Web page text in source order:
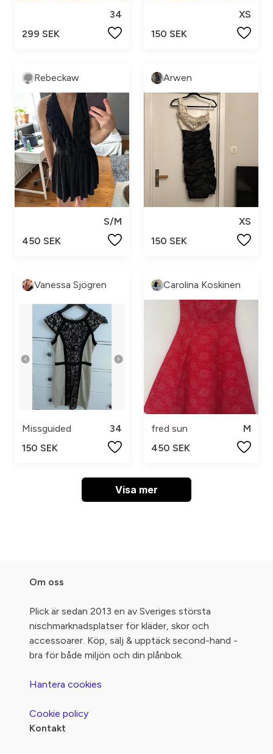
34
299 SEK
XS
150 SEK
Rebeckaw
S/M
450 SEK
Arwen
XS
150 SEK
Vanessa Sjögren
Missguided
34
150 SEK
Carolina Koskinen
fred sun
M
450 SEK
Visa mer
Om oss
Plick är sedan 2013 en av Sveriges största
nischmarknadsplatser för kläder, skor och
accessoarer. Köp, sälj & upptäck second-hand -
bra för både miljön och din plånbok.
Hantera cookies
Cookie policy
Kontakt